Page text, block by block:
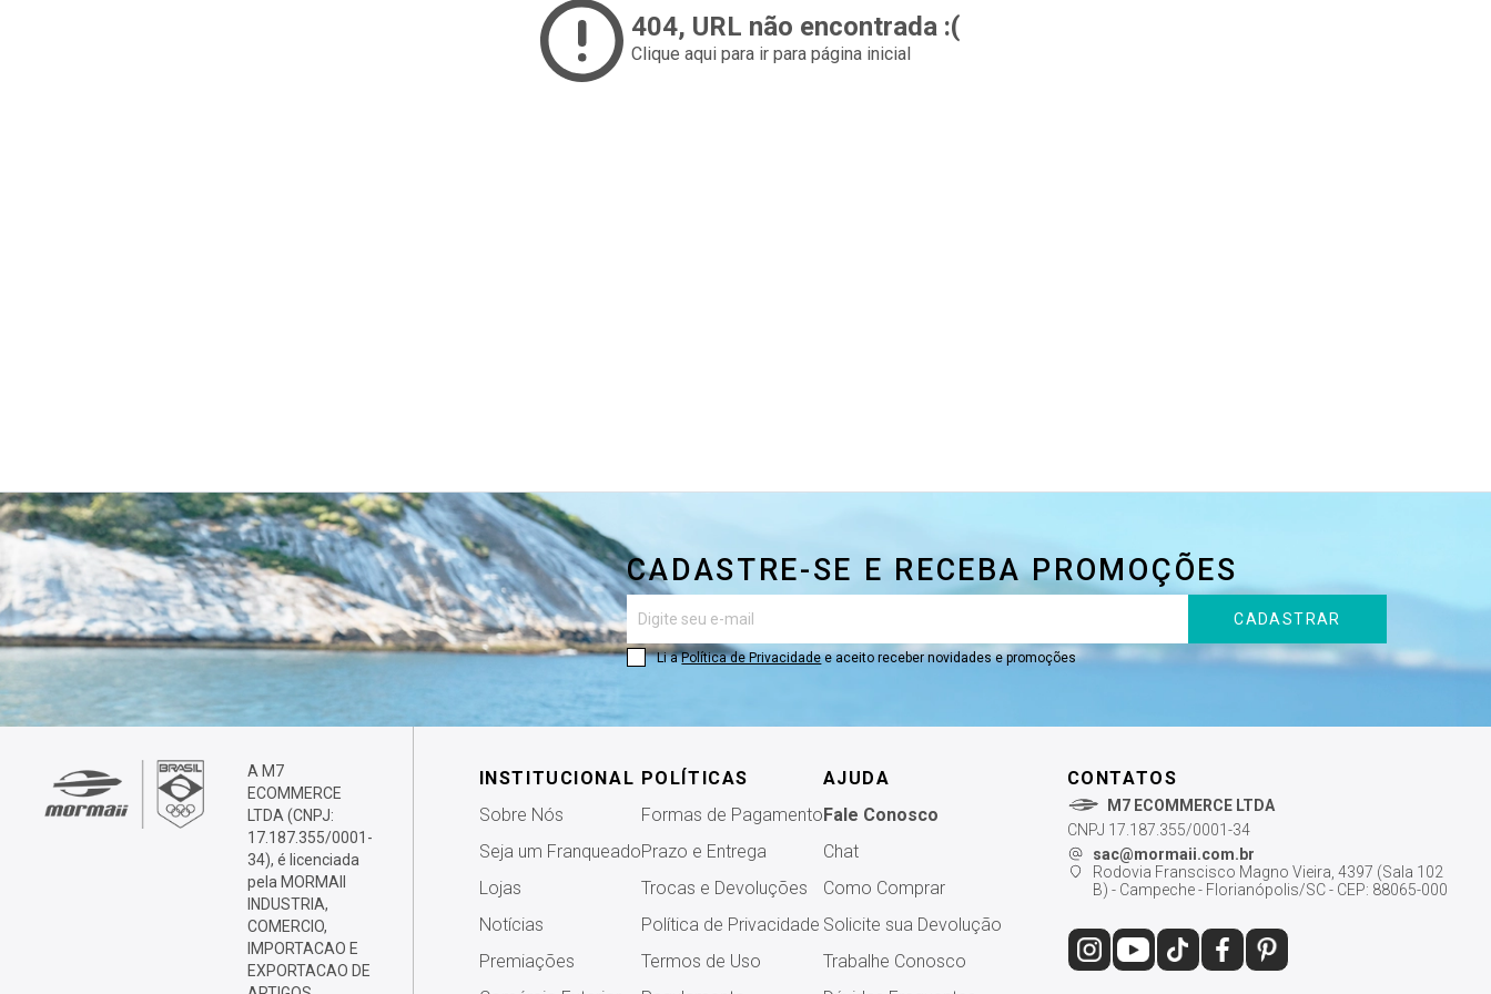
404, URL não encontrada :(
Clique aqui para ir para página inicial
CADASTRE-SE E RECEBA PROMOÇÕES
CADASTRAR
Li aPolítica de Privacidadee aceito receber novidades e promoções
A M7
ECOMMERCE
LTDA (CNPJ:
17.187.355/0001-
34), é licenciada
pela MORMAII
INDUSTRIA,
COMERCIO,
IMPORTACAO E
EXPORTACAO DE
INSTITUCIONAL
Sobre Nós
Seja um Franqueado
Lojas
Notícias
Premiações
POLÍTICAS
Formas de Pagamento
Prazo e Entrega
Trocas e Devoluções
Política de Privacidade
Termos de Uso
AJUDA
Fale Conosco
Chat
Como Comprar
Solicite sua Devolução
Trabalhe Conosco
CONTATOS
M7 ECOMMERCE LTDA
CNPJ 17.187.355/0001-34
sac@mormaii.com.br
Rodovia Franscisco Magno Vieira, 4397 (Sala 102
B) - Campeche - Florianópolis/SC - CEP: 88065-000